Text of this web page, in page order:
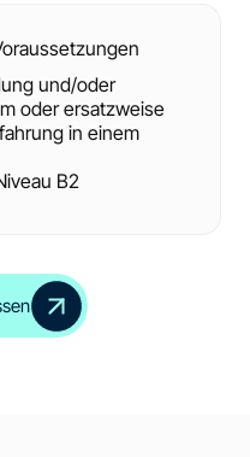
und/oder
oder ersatzweise
in einem
B2